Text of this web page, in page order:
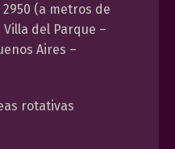
2950 (a metros de
Villa del Parque –
Aires –
rotativas